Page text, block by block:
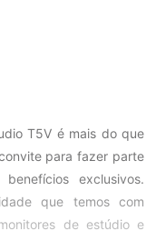
T5V é mais do que
para fazer parte
exclusivos.
que temos com
de estúdio e